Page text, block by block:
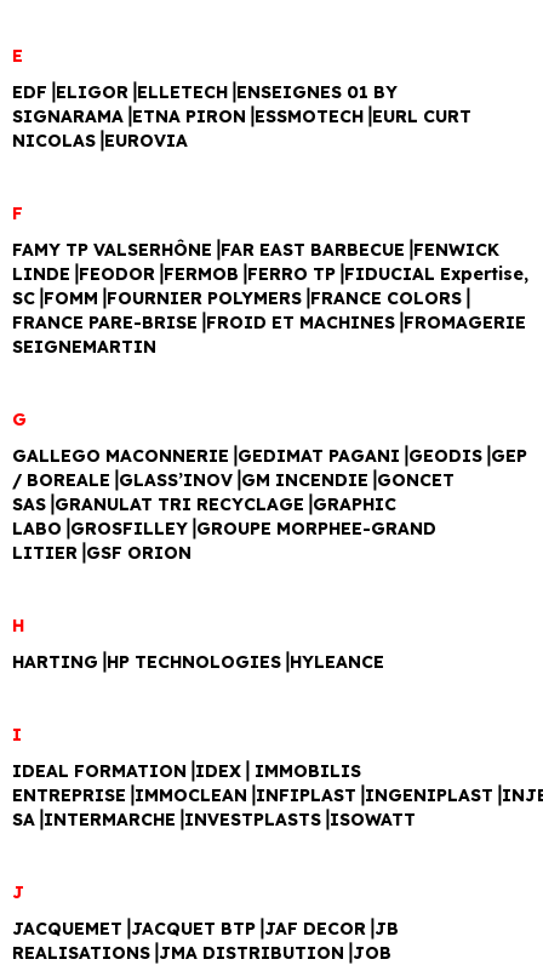
E
EDF⎥ELIGOR⎥ELLETECH⎥ENSEIGNES 01 BY
SIGNARAMA⎥ETNA PIRON⎥ESSMOTECH⎥EURL CURT
NICOLAS⎥EUROVIA
F
FAMY TP VALSERHÔNE⎥FAR EAST BARBECUE⎥FENWICK
LINDE⎥FEODOR⎥FERMOB⎥FERRO TP⎥FIDUCIAL Expertise,
SC⎥FOMM⎥FOURNIER POLYMERS⎥FRANCE COLORS⎥
FRANCE PARE-BRISE⎥FROID ET MACHINES⎥FROMAGERIE
SEIGNEMARTIN
G
GALLEGO MACONNERIE⎥GEDIMAT PAGANI⎥GEODIS⎥GEP
/ BOREALE⎥GLASS’INOV⎥GM INCENDIE⎥GONCET
SAS⎥GRANULAT TRI RECYCLAGE⎥GRAPHIC
LABO⎥GROSFILLEY⎥GROUPE MORPHEE-GRAND
LITIER⎥GSF ORION
H
HARTING⎥HP TECHNOLOGIES⎥HYLEANCE
I
IDEAL FORMATION⎥IDEX⎥ IMMOBILIS
SA⎥INTERMARCHE⎥INVESTPLASTS⎥ISOWATT
J
JACQUEMET⎥JACQUET BTP⎥JAF DECOR⎥JB
REALISATIONS⎥JMA DISTRIBUTION⎥JOB